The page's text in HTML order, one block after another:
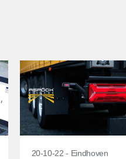
20-10-22 - Eindhoven